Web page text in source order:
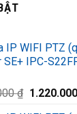
IP WIFI PTZ
SE+ IPC-
₫ Giá
1.220.000